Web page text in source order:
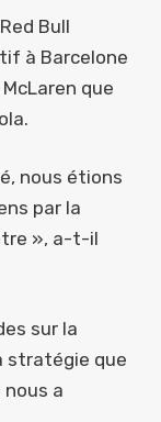
Bull
à Barcelone
que
nous étions
par la
», a-t-il
sur la
stratégie que
nous a